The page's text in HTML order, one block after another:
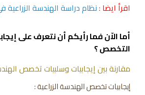
اقرأ ايضا :نظام دراسة الهندسة الزراعية
أما الاّن فما رأيكم أن نتعرف على
التخصص ؟
مقارنة بين إيجابيات وسلبيات تخصص
إيجابيات تخصص الهندسة الزراعية :